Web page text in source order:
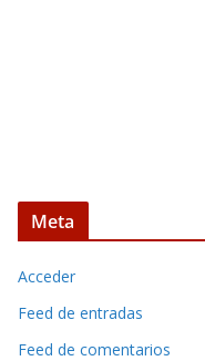
Meta
Acceder
Feed de entradas
Feed de comentarios